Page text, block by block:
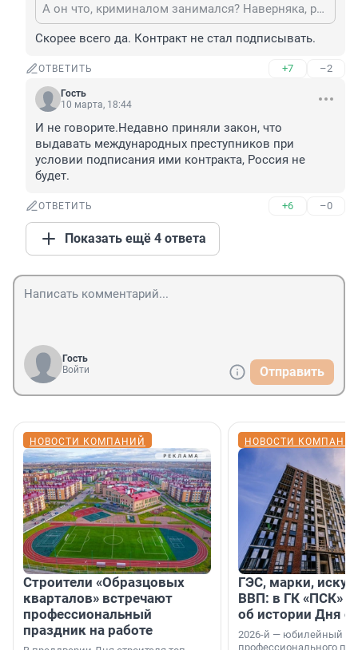
А он что, криминалом занимался? Наверняка, работал. Семейный человек.
Скорее всего да. Контракт не стал подписывать.
ОТВЕТИТЬ +7 –2
Гость
10 марта, 18:44
И не говорите.Недавно приняли закон, что
выдавать международных преступников при
условии подписания ими контракта, Россия не
будет.
ОТВЕТИТЬ +6 –0
Показать ещё 4 ответа
Гость
Войти
Отправить
НОВОСТИ КОМПАНИЙ
Строители «Образцовых
кварталов» встречают
профессиональный
праздник на работе
НОВОСТИ
ГЭС, марки,
ВВП: в ГК «ПСК»
об истории Дня
2026-й — юбилейный
профессионального